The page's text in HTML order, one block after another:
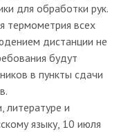
для обработки рук.
термометрия всех
дистанции не
будут
в пункты сдачи
литературе и
языку, 10 июля